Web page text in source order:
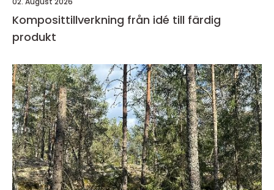
Komposittillverkning från idé till färdig
produkt